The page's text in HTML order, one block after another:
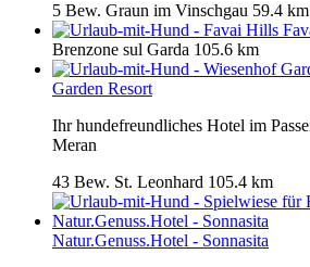
5 Bew. Graun im Vinschgau 59.4 km
Brenzone sul Garda 105.6 km
Garden Resort
Ihr hundefreundliches Hotel im
Meran
43 Bew. St. Leonhard 105.4 km
Natur.Genuss.Hotel - Sonnasita